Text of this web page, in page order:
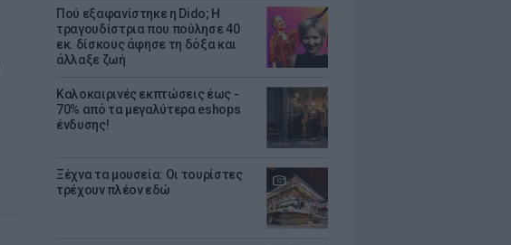
Πού εξαφανίστηκε η Dido; Η
τραγουδίστρια που πούλησε 40
εκ. δίσκους άφησε τη δόξα και
άλλαξε ζωή
Καλοκαιρινές εκπτώσεις έως -
70% από τα μεγαλύτερα eshops
ένδυσης!
Ξέχνα τα μουσεία: Οι τουρίστες
τρέχουν πλέον εδώ